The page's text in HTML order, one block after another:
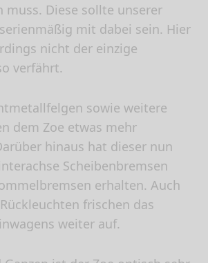
muss. Diese sollte unserer
mit dabei sein. Hier
nicht der einzige
verfährt.
sowie weitere
dem Zoe etwas mehr
hinaus hat dieser nun
Scheibenbremsen
erhalten. Auch
frischen das
weiter auf.